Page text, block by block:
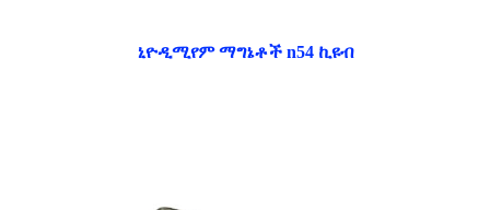
ኒዮዲሚየም ማግኔቶች n54 ኪዩብ